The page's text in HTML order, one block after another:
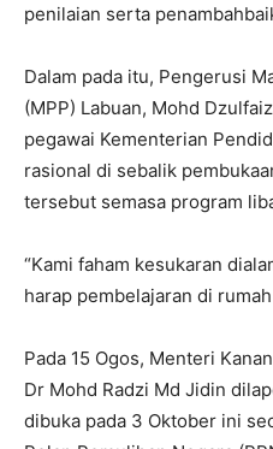
penilaian serta
Dalam pada itu, Pengerusi
(MPP) Labuan, Mohd
pegawai Kementerian
rasional di sebalik
tersebut semasa program
“Kami faham kesukaran
harap pembelajaran di
Pada 15 Ogos, Menteri
Dr Mohd Radzi Md Jidin
dibuka pada 3 Oktober ini